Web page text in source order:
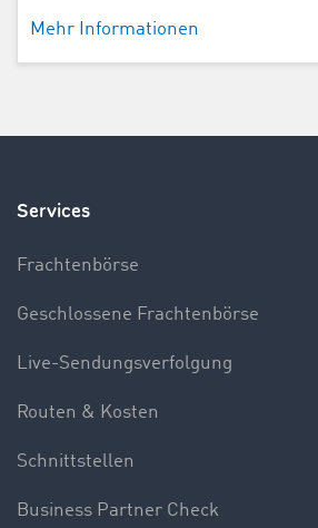
Mehr Informationen
Services
Frachtenbörse
Geschlossene Frachtenbörse
Live-Sendungsverfolgung
Routen & Kosten
Schnittstellen
Business Partner Check